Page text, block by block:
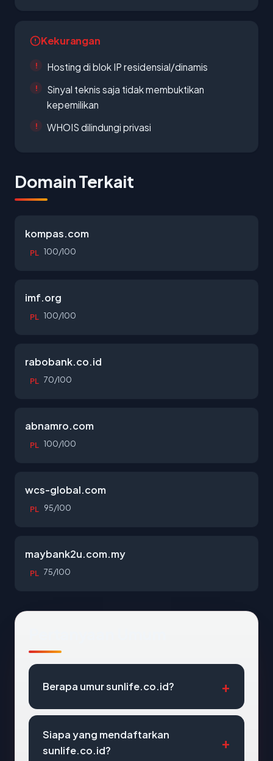
Kekurangan
Hosting di blok IP residensial/dinamis
Sinyal teknis saja tidak membuktikan
kepemilikan
WHOIS dilindungi privasi
Domain Terkait
kompas.com
PL 100/100
imf.org
PL 100/100
rabobank.co.id
PL 70/100
abnamro.com
PL 100/100
wcs-global.com
PL 95/100
maybank2u.com.my
PL 75/100
Berapa umur sunlife.co.id?
Siapa yang mendaftarkan
sunlife.co.id?